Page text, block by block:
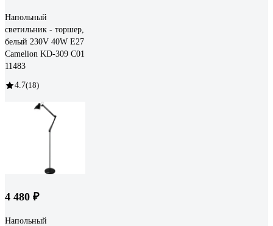
Напольный
светильник - торшер,
белый 230V 40W E27
Camelion KD-309 C01
11483
4.7(18)
4 480 ₽
Напольный